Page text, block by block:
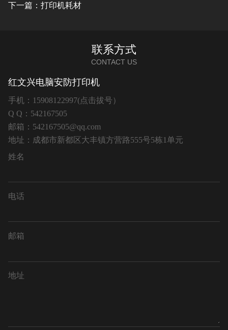
下一篇：打印机耗材
联系方式
CONTACT US
红文兴电脑安防打印机
手机： 15908122997(点击拔号）
Q Q：542167505
邮箱： 542167505@qq.com
地址： 成都市新都区大丰镇方营路555号5栋1单元
姓名
电话
邮箱
地址